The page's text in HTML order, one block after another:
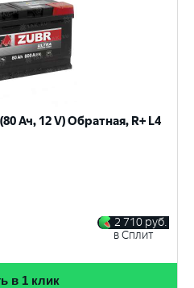
Ач, 12 V) Обратная, R+ L4
2 710 руб.
в Сплит
в 1 клик